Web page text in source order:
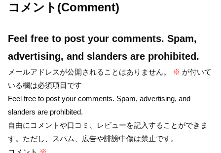
コメント(Comment)
Feel free to post your comments. Spam,
advertising, and slanders are prohibited.
メールアドレスが公開されることはありません。 ※ が付いて
いる欄は必須項目です
Feel free to post your comments. Spam, advertising, and
slanders are prohibited.
自由にコメントや口コミ、レビューを記入することができま
す。ただし、スパム、広告や誹謗中傷は禁止です。